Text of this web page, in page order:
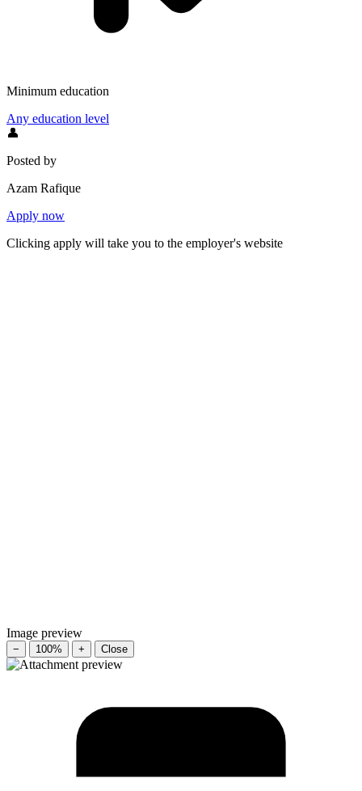
Minimum education
Any education level
👤
Posted by
Azam Rafique
Apply now
Clicking apply will take you to the employer's website
Image preview
− 100% + Close